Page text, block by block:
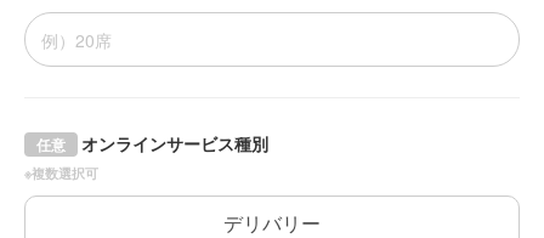
オンラインサービス種別
任意
※複数選択可
デリバリー